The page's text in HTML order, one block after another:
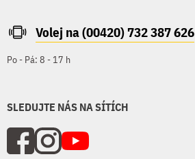
Volej na (00420) 732 387 626
Po - Pá: 8 - 17 h
SLEDUJTE NÁS NA SÍTÍCH